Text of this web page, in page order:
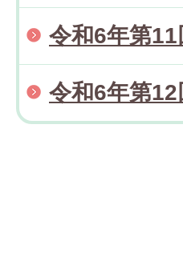
令和6年第
令和6年第